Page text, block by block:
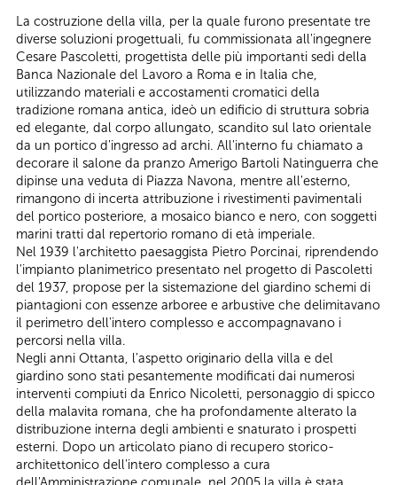
La costruzione della villa, per la quale furono presentate tre
diverse soluzioni progettuali, fu commissionata all'ingegnere
Cesare Pascoletti, progettista delle più importanti sedi della
Banca Nazionale del Lavoro a Roma e in Italia che,
utilizzando materiali e accostamenti cromatici della
tradizione romana antica, ideò un edificio di struttura sobria
ed elegante, dal corpo allungato, scandito sul lato orientale
da un portico d'ingresso ad archi. All'interno fu chiamato a
decorare il salone da pranzo Amerigo Bartoli Natinguerra che
dipinse una veduta di Piazza Navona, mentre all'esterno,
rimangono di incerta attribuzione i rivestimenti pavimentali
del portico posteriore, a mosaico bianco e nero, con soggetti
marini tratti dal repertorio romano di età imperiale.
Nel 1939 l'architetto paesaggista Pietro Porcinai, riprendendo
l'impianto planimetrico presentato nel progetto di Pascoletti
del 1937, propose per la sistemazione del giardino schemi di
piantagioni con essenze arboree e arbustive che delimitavano
il perimetro dell'intero complesso e accompagnavano i
percorsi nella villa.
Negli anni Ottanta, l'aspetto originario della villa e del
giardino sono stati pesantemente modificati dai numerosi
interventi compiuti da Enrico Nicoletti, personaggio di spicco
della malavita romana, che ha profondamente alterato la
distribuzione interna degli ambienti e snaturato i prospetti
esterni. Dopo un articolato piano di recupero storico-
architettonico dell'intero complesso a cura